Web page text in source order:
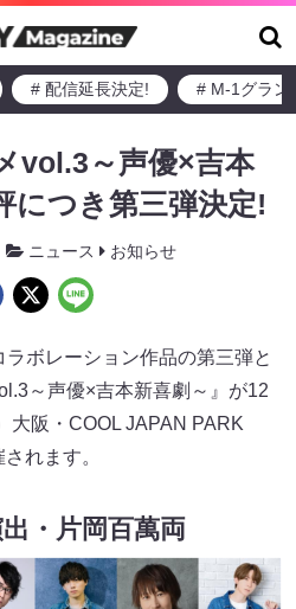
# 配信延長決定! # M-1グラン
vol.3～声優×吉本
につき第三弾決定!
ニュース お知らせ
ボレーション作品の第三弾と
～声優×吉本新喜劇～』が12
大阪・COOL JAPAN PARK
れます。
・片岡百萬両